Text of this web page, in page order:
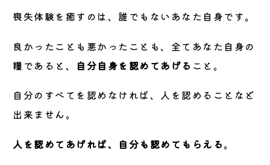
喪失体験を癒すのは、誰でもないあなた自身です。
良かったことも悪かったことも、全てあなた自身の
糧であると、
自分自身を認めてあげる こと。
自分のすべてを認めなければ、人を認めることなど
出来ません。
人を認めてあげれば、自分も認めてもらえる。